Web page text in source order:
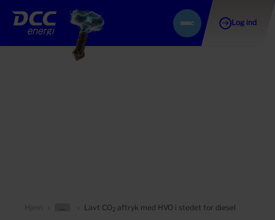
Gå
indhold
Menu
Log ind
Hjem
Vis/skjulLavt CO2 aftryk med HVO i stedet for diesel